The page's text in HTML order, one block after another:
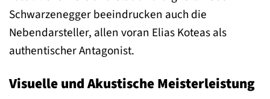
Schwarzenegger beeindrucken auch die
Nebendarsteller, allen voran Elias Koteas als
authentischer Antagonist.
Visuelle und Akustische Meisterleistung